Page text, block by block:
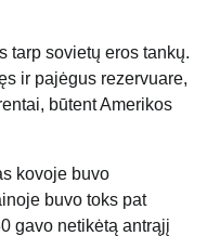
tarp sovietų eros tankų.
ir pajėgus rezervuare,
būtent Amerikos
kovoje buvo
buvo toks pat
gavo netikėtą antrąjį